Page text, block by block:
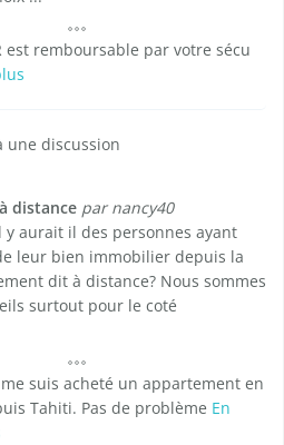
est remboursable par votre sécu
une discussion
distance par nancy40
y aurait il des personnes ayant
leur bien immobilier depuis la
dit à distance? Nous sommes
surtout pour le coté
me suis acheté un appartement en
Tahiti. Pas de problème En